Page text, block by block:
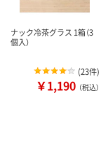
ナック冷茶グラス 1箱（3
個入）
(23件)
￥1,190 （税込）